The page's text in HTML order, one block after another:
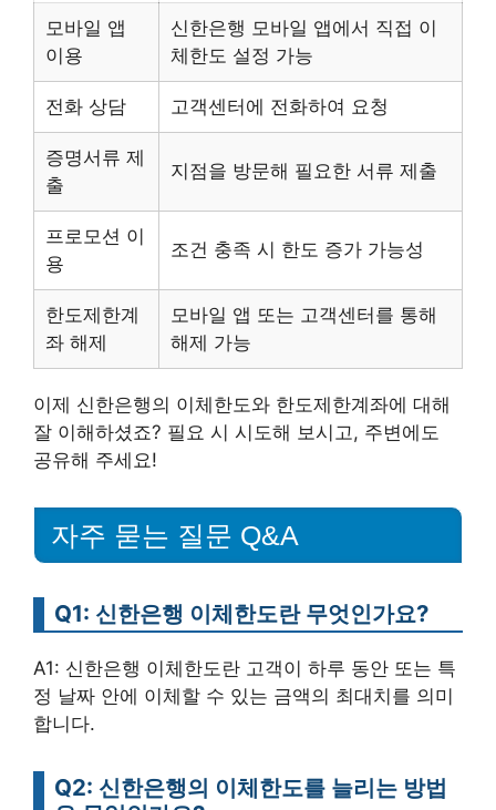
모바일 앱
이용
신한은행 모바일 앱에서 직접 이
체한도 설정 가능
전화 상담 고객센터에 전화하여 요청
증명서류 제
출
지점을 방문해 필요한 서류 제출
프로모션 이
용
조건 충족 시 한도 증가 가능성
한도제한계
좌 해제
모바일 앱 또는 고객센터를 통해
해제 가능
이제 신한은행의 이체한도와 한도제한계좌에 대해
잘 이해하셨죠? 필요 시 시도해 보시고, 주변에도
공유해 주세요!
자주 묻는 질문 Q&A
Q1: 신한은행 이체한도란 무엇인가요?
A1: 신한은행 이체한도란 고객이 하루 동안 또는 특
정 날짜 안에 이체할 수 있는 금액의 최대치를 의미
합니다.
Q2: 신한은행의 이체한도를 늘리는 방법